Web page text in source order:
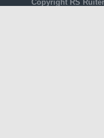
Copyright RS